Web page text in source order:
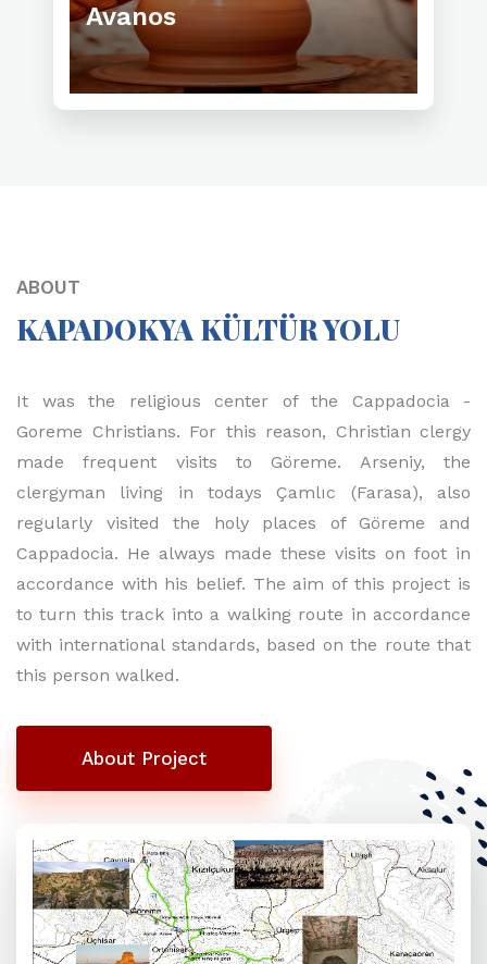
Avanos
ABOUT
KAPADOKYA KÜLTÜR YOLU
It was the religious center of the Cappadocia -
Goreme Christians. For this reason, Christian clergy
made frequent visits to Göreme. Arseniy, the
clergyman living in todays Çamlıc (Farasa), also
regularly visited the holy places of Göreme and
Cappadocia. He always made these visits on foot in
accordance with his belief. The aim of this project is
to turn this track into a walking route in accordance
with international standards, based on the route that
this person walked.
About Project